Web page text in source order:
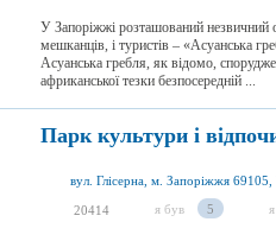
У Запоріжжі розташований незвичний
мешканців, і туристів – «Асуанська
Асуанська гребля, як відомо,
африканської тезки безпосередній ...
Парк культури і
вул. Глісерна, м. Запоріжжя 69105,
20414 я був 5